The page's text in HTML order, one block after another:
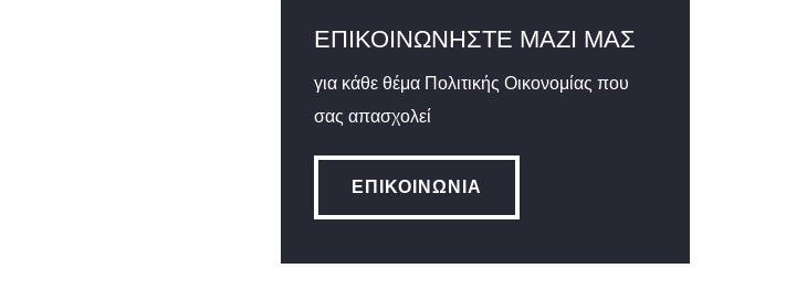
ΕΠΙΚΟΙΝΩΝΉΣΤΕ ΜΑΖΊ ΜΑΣ
για κάθε θέμα Πολιτικής Οικονομίας που
σας απασχολεί
ΕΠΙΚΟΙΝΩΝΊΑ